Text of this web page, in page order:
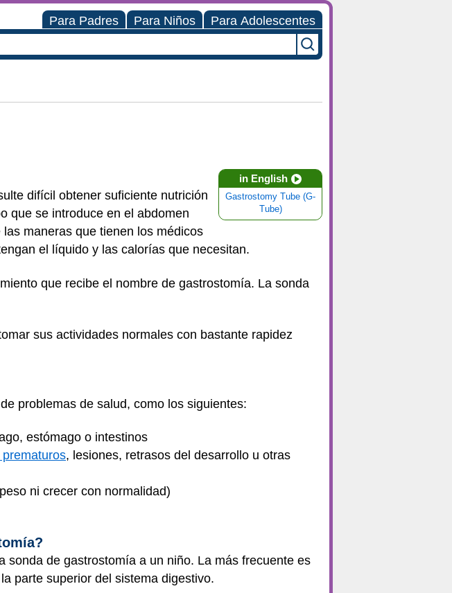
Para Padres Para Niños Para Adolescentes
in English
Gastrostomy Tube (G-
Tube)
difícil obtener suficiente nutrición
que se introduce en el abdomen
maneras que tienen los médicos
el líquido y las calorías que necesitan.
que recibe el nombre de gastrostomía. La sonda
sus actividades normales con bastante rapidez
problemas de salud, como los siguientes:
estómago o intestinos
prematuros, lesiones, retrasos del desarrollo u otras
ni crecer con normalidad)
sonda de gastrostomía a un niño. La más frecuente es
parte superior del sistema digestivo.